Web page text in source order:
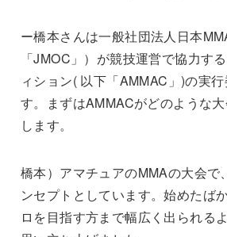
ー橋本さんは一般社団法人日本
「JMOC」）が競技運営で協力す
ィション( 以下「AMMAC」)の実
す。まずはAMMACがどのような
します。
橋本）アマチュアのMMAの大会で
ンセプトとしています。始めたば
ロを目指す方まで幅広く出られる